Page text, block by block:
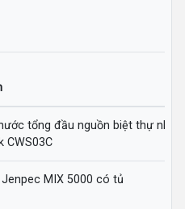
tổng đầu nguồn biệt thự nhập
CWS03C
MIX 5000 có tủ